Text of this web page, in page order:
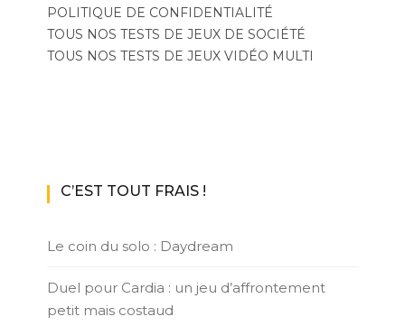
POLITIQUE DE CONFIDENTIALITÉ
TOUS NOS TESTS DE JEUX DE SOCIÉTÉ
TOUS NOS TESTS DE JEUX VIDÉO MULTI
C’EST TOUT FRAIS !
Le coin du solo : Daydream
Duel pour Cardia : un jeu d’affrontement
petit mais costaud